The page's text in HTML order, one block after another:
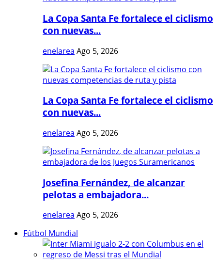
La Copa Santa Fe fortalece el ciclismo
con nuevas...
enelarea Ago 5, 2026
La Copa Santa Fe fortalece el ciclismo
con nuevas...
enelarea Ago 5, 2026
Josefina Fernández, de alcanzar
pelotas a embajadora...
enelarea Ago 5, 2026
Fútbol Mundial